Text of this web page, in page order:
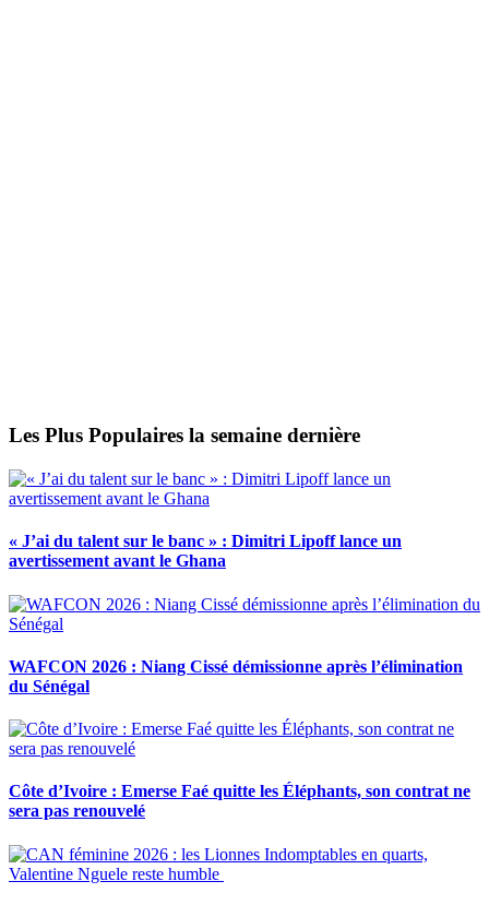
Les Plus Populaires la semaine dernière
« J’ai du talent sur le banc » : Dimitri Lipoff lance un
avertissement avant le Ghana
WAFCON 2026 : Niang Cissé démissionne après l’élimination
du Sénégal
Côte d’Ivoire : Emerse Faé quitte les Éléphants, son contrat ne
sera pas renouvelé